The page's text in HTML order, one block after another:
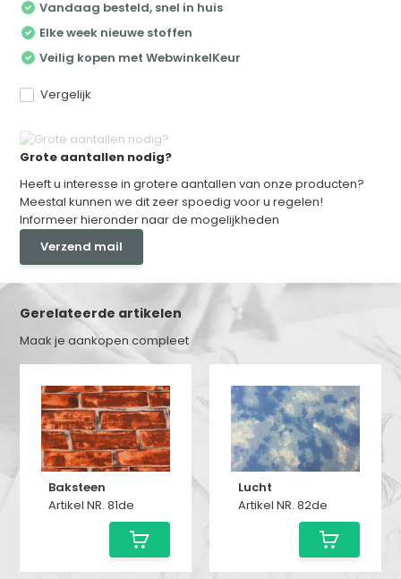
Vandaag besteld, snel in huis
Elke week nieuwe stoffen
Veilig kopen met WebwinkelKeur
Vergelijk
Grote aantallen nodig?
Heeft u interesse in grotere aantallen van onze producten?
Meestal kunnen we dit zeer spoedig voor u regelen!
Informeer hieronder naar de mogelijkheden
Verzend mail
Gerelateerde artikelen
Maak je aankopen compleet
Baksteen
Artikel NR. 81de
Lucht
Artikel NR. 82de